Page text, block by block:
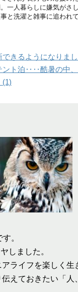
一人暮らしに嫌気がさ
と洗濯と雑事に追われ
できるようになりま
ント泊‥‥酷暑の中
。
しました。
ライフを楽しく生
えておきたい「人